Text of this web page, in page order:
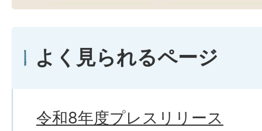
よく見られるページ
令和8年度プレスリリース